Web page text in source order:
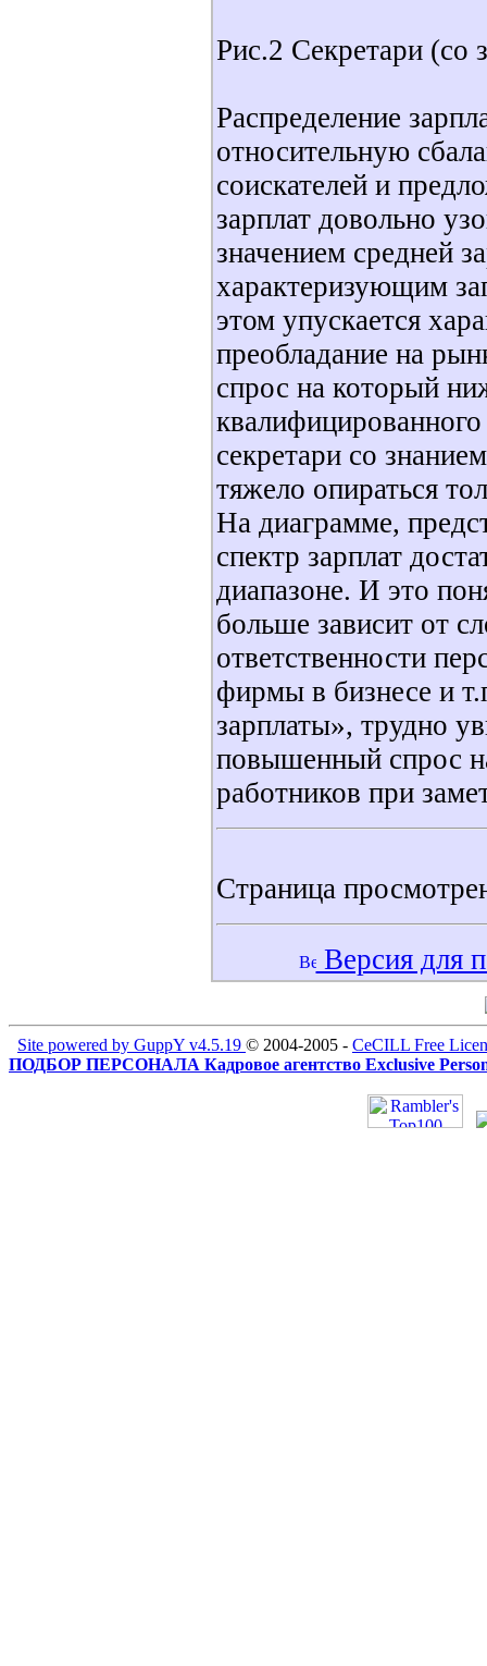
Рис.2 Секретари (со
Распределение
относительную
соискателей и
зарплат довольно
значением средней
характеризующим
этом упускается
преобладание на
спрос на который
секретари со
тяжело опираться
На диаграмме,
спектр зарплат
диапазоне. И это
больше зависит от
ответственности
фирмы в бизнесе и
зарплаты», трудно
повышенный спрос
работников при
Страница
Версия для
Site powered by GuppY v4.5.19 © 2004-2005 - CeCILL Free
ПОДБОР ПЕРСОНАЛА Кадровое агентство Exclusive